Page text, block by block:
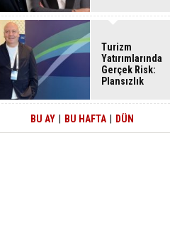
Turizm
Yatırımlarında
Gerçek Risk:
Plansızlık
BU AY BU HAFTA DÜN